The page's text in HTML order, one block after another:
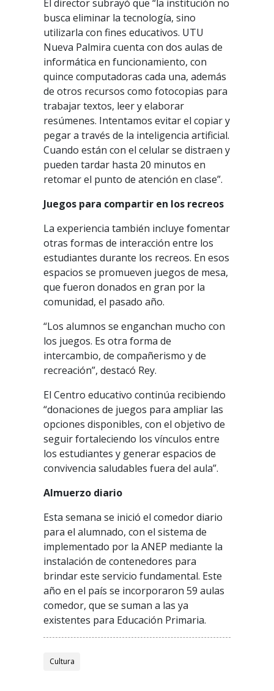
El director subrayó que “la institución no
busca eliminar la tecnología, sino
utilizarla con fines educativos. UTU
Nueva Palmira cuenta con dos aulas de
informática en funcionamiento, con
quince computadoras cada una, además
de otros recursos como fotocopias para
trabajar textos, leer y elaborar
resúmenes. Intentamos evitar el copiar y
pegar a través de la inteligencia artificial.
Cuando están con el celular se distraen y
pueden tardar hasta 20 minutos en
retomar el punto de atención en clase”.
Juegos para compartir en los recreos
La experiencia también incluye fomentar
otras formas de interacción entre los
estudiantes durante los recreos. En esos
espacios se promueven juegos de mesa,
que fueron donados en gran por la
comunidad, el pasado año.
“Los alumnos se enganchan mucho con
los juegos. Es otra forma de
intercambio, de compañerismo y de
recreación”, destacó Rey.
El Centro educativo continúa recibiendo
“donaciones de juegos para ampliar las
opciones disponibles, con el objetivo de
seguir fortaleciendo los vínculos entre
los estudiantes y generar espacios de
convivencia saludables fuera del aula”.
Almuerzo diario
Esta semana se inició el comedor diario
para el alumnado, con el sistema de
implementado por la ANEP mediante la
instalación de contenedores para
brindar este servicio fundamental. Este
año en el país se incorporaron 59 aulas
comedor, que se suman a las ya
existentes para Educación Primaria.
Cultura